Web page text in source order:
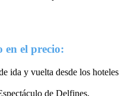
el precio:
ida y vuelta desde los hoteles
de Delfines.